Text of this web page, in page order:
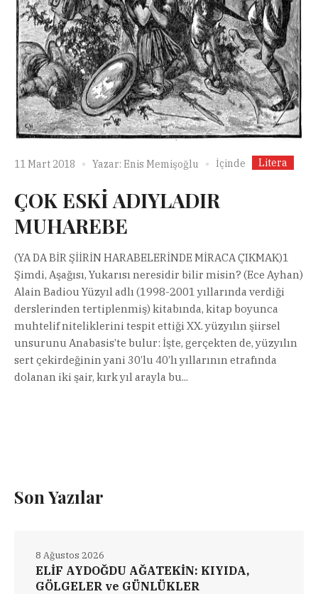
11 Mart 2018 Yazar: Enis Memişoğlu İçinde Litera
ÇOK ESKİ ADIYLADIR
MUHAREBE
(YA DA BİR ŞİİRİN HARABELERİNDE MİRACA ÇIKMAK)1
Şimdi, Aşağısı, Yukarısı neresidir bilir misin? (Ece Ayhan)
Alain Badiou Yüzyıl adlı (1998-2001 yıllarında verdiği
derslerinden tertiplenmiş) kitabında, kitap boyunca
muhtelif niteliklerini tespit ettiği XX. yüzyılın şiirsel
unsurunu Anabasis’te bulur: İşte, gerçekten de, yüzyılın
sert çekirdeğinin yani 30’lu 40’lı yıllarının etrafında
dolanan iki şair, kırk yıl arayla bu...
Son Yazılar
ELİF AYDOĞDU AĞATEKİN: KIYIDA,
GÖLGELER ve GÜNLÜKLER
8 Ağustos 2026